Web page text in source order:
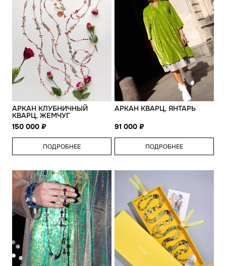
АРКАН КЛУБНИЧНЫЙ
КВАРЦ, ЖЕМЧУГ
150 000
ПОДРОБНЕЕ
АРКАН КВАРЦ, ЯНТАРЬ
91 000
ПОДРОБНЕЕ